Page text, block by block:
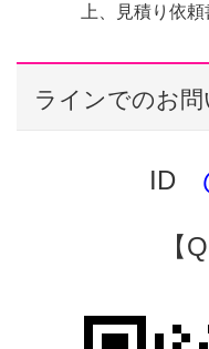
上、見積り依
ラインでのお
ID
【